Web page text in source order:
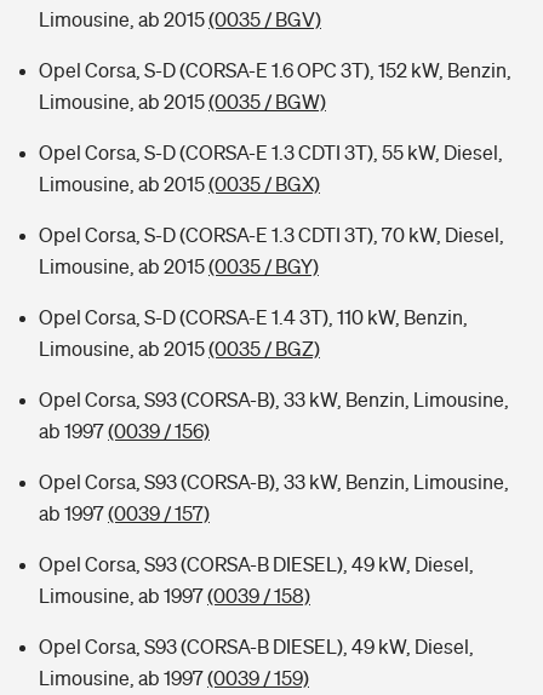
Limousine, ab 2015(0035 / BGV)
Opel Corsa, S-D (CORSA-E 1.6 OPC 3T), 152 kW, Benzin,
Limousine, ab 2015(0035 / BGW)
Opel Corsa, S-D (CORSA-E 1.3 CDTI 3T), 55 kW, Diesel,
Limousine, ab 2015(0035 / BGX)
Opel Corsa, S-D (CORSA-E 1.3 CDTI 3T), 70 kW, Diesel,
Limousine, ab 2015(0035 / BGY)
Opel Corsa, S-D (CORSA-E 1.4 3T), 110 kW, Benzin,
Limousine, ab 2015(0035 / BGZ)
Opel Corsa, S93 (CORSA-B), 33 kW, Benzin, Limousine,
ab 1997(0039 / 156)
Opel Corsa, S93 (CORSA-B), 33 kW, Benzin, Limousine,
ab 1997(0039 / 157)
Opel Corsa, S93 (CORSA-B DIESEL), 49 kW, Diesel,
Limousine, ab 1997(0039 / 158)
Opel Corsa, S93 (CORSA-B DIESEL), 49 kW, Diesel,
Limousine, ab 1997(0039 / 159)